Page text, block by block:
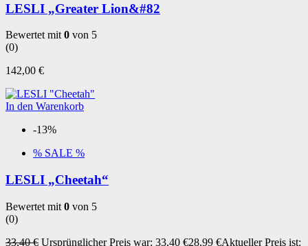
LESLI „Greater Lion&#82
Bewertet mit0 von 5
(0)
142,00 €
In den Warenkorb
-13%
% SALE %
LESLI „Cheetah“
Bewertet mit 0 von 5
(0)
33,40€ Ursprünglicher Preis war: 33,40 €28,99 €Aktueller Preis ist: